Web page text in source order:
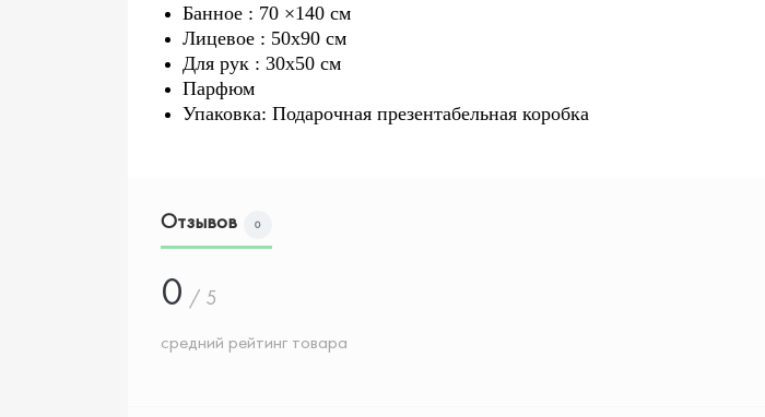
Банное : 70 ×140 см
Лицевое : 50x90 см
Для рук : 30x50 см
Парфюм
Упаковка: Подарочная презентабельная коробка
Отзывов 0
0 / 5
средний рейтинг товара